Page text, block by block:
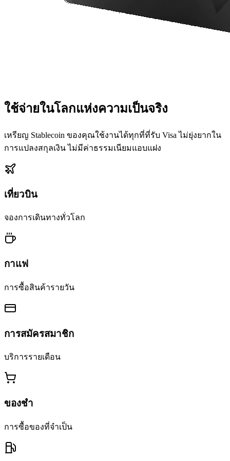
ใช้จ่ายในโลกแห่งความเป็นจริง
เหรียญ Stablecoin ของคุณใช้งานได้ทุกที่ที่รับ Visa ไม่ยุ่งยากใน
การแปลงสกุลเงิน ไม่มีค่าธรรมเนียมแอบแฝง
เที่ยวบิน
จองการเดินทางทั่วโลก
กาแฟ
การซื้อสินค้ารายวัน
การสมัครสมาชิก
บริการรายเดือน
ของชำ
การซื้อของที่จำเป็น